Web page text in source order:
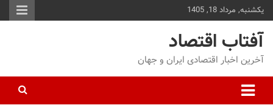
یکشنبه, مرداد 18, 1405
آفتاب اقتصاد
آخرین اخبار اقتصادی ایران و جهان